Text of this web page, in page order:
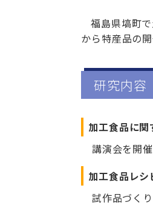
福島県塙町
から特産品の開
研究内容
加工食品に
講演会を開催
加工食品レシ
試作品づくり